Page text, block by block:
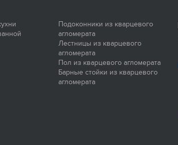
Подоконники из кварцевого
агломерата
Лестницы из кварцевого
агломерата
Пол из кварцевого агломерата
Барные стойки из кварцевого
агломерата